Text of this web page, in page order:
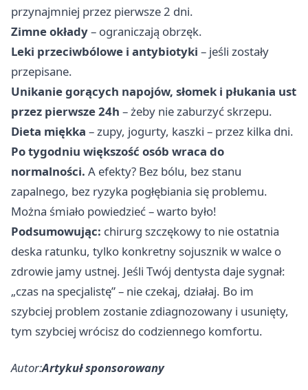
przynajmniej przez pierwsze 2 dni.
Zimne okłady– ograniczają obrzęk.
Leki przeciwbólowe i antybiotyki – jeśli zostały
przepisane.
Unikanie gorących napojów, słomek i płukania ust
przez pierwsze 24h – żeby nie zaburzyć skrzepu.
Dieta miękka – zupy, jogurty, kaszki – przez kilka dni.
Po tygodniu większość osób wraca do
normalności. A efekty? Bez bólu, bez stanu
zapalnego, bez ryzyka pogłębiania się problemu.
Można śmiało powiedzieć – warto było!
Podsumowując: chirurg szczękowy to nie ostatnia
deska ratunku, tylko konkretny sojusznik w walce o
zdrowie jamy ustnej. Jeśli Twój dentysta daje sygnał:
„czas na specjalistę” – nie czekaj, działaj. Bo im
szybciej problem zostanie zdiagnozowany i usunięty,
tym szybciej wrócisz do codziennego komfortu.
Autor:Artykuł sponsorowany